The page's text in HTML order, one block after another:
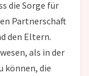
die Sorge für
Partnerschaft
den Eltern.
als in der
können, die